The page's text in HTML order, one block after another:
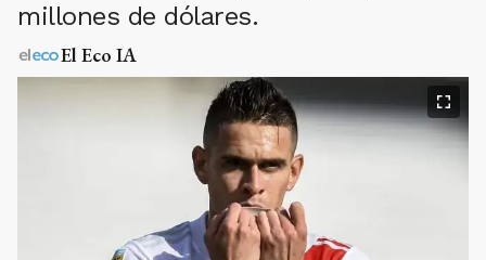
millones de dólares.
El Eco IA